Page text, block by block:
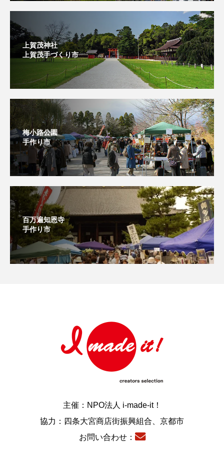
上賀茂神社
上賀茂手づくり市⁡
梅小路公園
手作り市
百万遍知恩寺
手作り市
主催：NPO法人 i-made-it！
協力：四条大宮商店街振興組合、京都市
お問い合わせ：